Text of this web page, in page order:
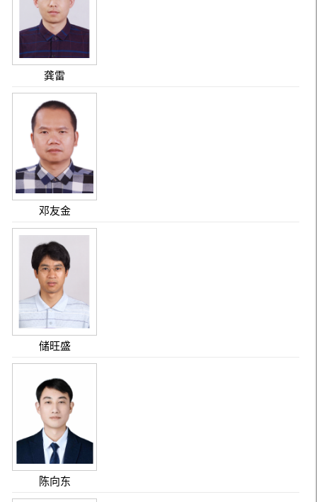
龚雷
邓友金
储旺盛
陈向东